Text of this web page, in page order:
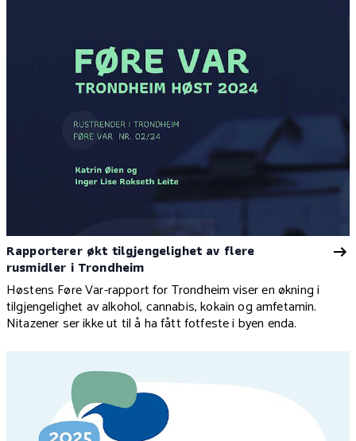
Rapporterer økt tilgjengelighet av flere
rusmidler i Trondheim
Høstens Føre Var-rapport for Trondheim viser en økning i
tilgjengelighet av alkohol, cannabis, kokain og amfetamin.
Nitazener ser ikke ut til å ha fått fotfeste i byen enda.